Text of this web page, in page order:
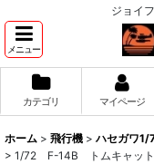
ジョイ
メニュー
カテゴリ マイページ
ホーム > 飛行機 > ハセガワ1/
> 1/72 F-14B トムキャッ